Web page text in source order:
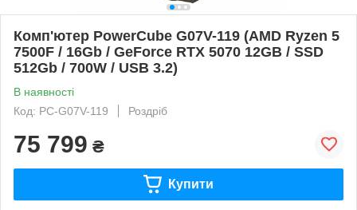
Комп'ютер PowerCube G07V-119 (AMD Ryzen 5
7500F / 16Gb / GeForce RTX 5070 12GB / SSD
512Gb / 700W / USB 3.2)
В наявності
Код: PC-G07V-119
Роздріб
75 799 ₴
Купити